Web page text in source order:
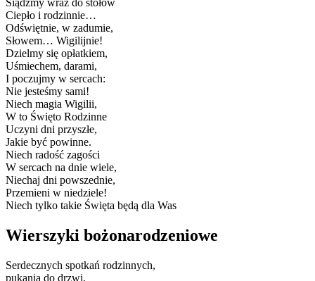
Ciepło i rodzinnie…
Odświętnie, w zadumie,
Słowem… Wigilijnie!
Dzielmy się opłatkiem,
Uśmiechem, darami,
I poczujmy w sercach:
Nie jesteśmy sami!
Niech magia Wigilii,
W to Święto Rodzinne
Uczyni dni przyszłe,
Jakie być powinne.
Niech radość zagości
W sercach na dnie wiele,
Niechaj dni powszednie,
Przemieni w niedziele!
Niech tylko takie Święta będą dla Was
Wierszyki bożonarodzeniowe
Serdecznych spotkań rodzinnych,
pukania do drzwi,